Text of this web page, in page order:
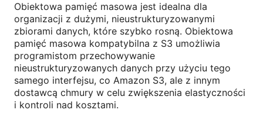
Obiektowa pamięć masowa jest idealna dla
organizacji z dużymi, nieustrukturyzowanymi
zbiorami danych, które szybko rosną. Obiektowa
pamięć masowa kompatybilna z S3 umożliwia
programistom przechowywanie
nieustrukturyzowanych danych przy użyciu tego
samego interfejsu, co Amazon S3, ale z innym
dostawcą chmury w celu zwiększenia elastyczności
i kontroli nad kosztami.